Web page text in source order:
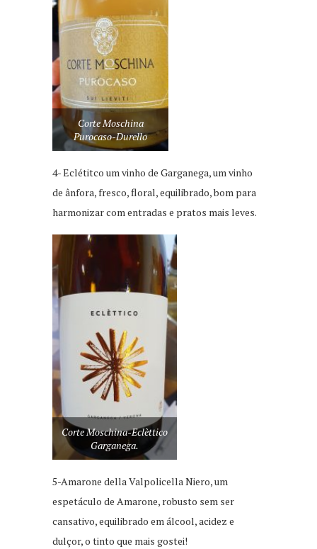
Corte Moschina
Purocaso-Durello
4- Eclétitco um vinho de Garganega, um vinho
de ânfora, fresco, floral, equilibrado, bom para
harmonizar com entradas e pratos mais leves.
Corte Moschina-Eclèttico
Garganega.
5-Amarone della Valpolicella Niero, um
espetáculo de Amarone, robusto sem ser
cansativo, equilibrado em álcool, acidez e
dulçor, o tinto que mais gostei!